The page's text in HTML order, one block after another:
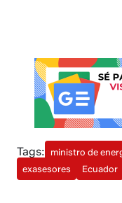
Tags: ministro de
exasesores
Ecuador